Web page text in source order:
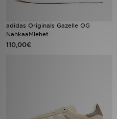
adidas Originals Gazelle OG
NahkaaMiehet
110,00€
Jalkapallo